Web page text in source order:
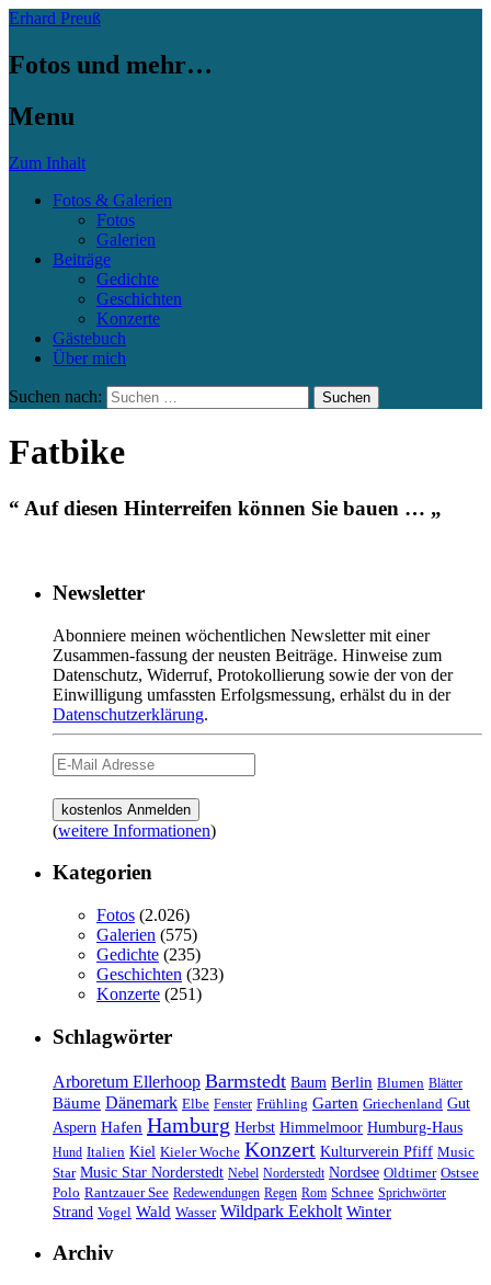
Erhard Preuß
Fotos und mehr…
Menu
Zum Inhalt
Fotos & Galerien
Fotos
Galerien
Beiträge
Gedichte
Geschichten
Konzerte
Gästebuch
Über mich
Suchen nach:
Fatbike
“ Auf diesen Hinterreifen können Sie bauen … „
Newsletter
Abonniere meinen wöchentlichen Newsletter mit einer
Zusammen-fassung der neusten Beiträge. Hinweise zum
Datenschutz, Widerruf, Protokollierung sowie der von der
Einwilligung umfassten Erfolgsmessung, erhälst du in der
Datenschutzerklärung.
(weitere Informationen)
Kategorien
Fotos (2.026)
Galerien (575)
Gedichte (235)
Geschichten (323)
Konzerte (251)
Schlagwörter
Arboretum Ellerhoop Barmstedt Baum Berlin Blumen Blätter
Bäume Dänemark Elbe Fenster Frühling Garten Griechenland Gut
Aspern Hafen Hamburg Herbst Himmelmoor Humburg-Haus
Hund Italien Kiel Kieler Woche Konzert Kulturverein Pfiff Music
Star Music Star Norderstedt Nebel Norderstedt Nordsee Oldtimer Ostsee
Polo Rantzauer See Redewendungen Regen Rom Schnee Sprichwörter
Strand Vogel Wald Wasser Wildpark Eekholt Winter
Archiv